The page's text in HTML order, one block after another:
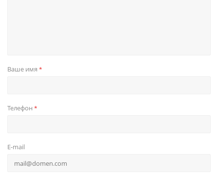
Ваше имя *
Телефон *
E-mail